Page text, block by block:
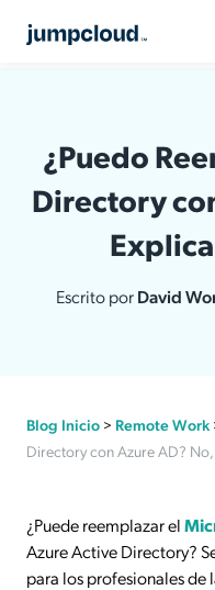
¿Puedo
Directory
Escrito porDavid
Blog Inicio > Remote Work
Directory con Azure AD?
¿Puede reemplazar el
Azure Active Directory?
para los profesionales de